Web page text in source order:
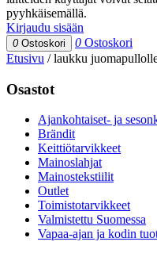
pyyhkäisemällä.
Kirjaudu sisään
0 Ostoskori 0 Ostoskori
Etusivu /laukku
Osastot
Ajankohtaiset- ja
Brändit
Keittiötarvikkeet
Mainoslahjat
Mainostekstiilit
Outlet
Toimistotarvikkeet
Valmistettu Suomessa
Vapaa-ajan ja kodin